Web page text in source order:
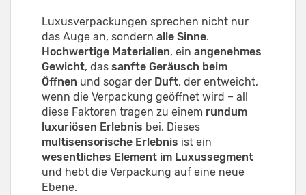
Luxusverpackungen sprechen nicht nur
das Auge an, sondern alle Sinne.
Hochwertige Materialien, ein angenehmes
Gewicht, das sanfte Geräusch beim
Öffnen und sogar der Duft, der entweicht,
wenn die Verpackung geöffnet wird – all
diese Faktoren tragen zu einem rundum
luxuriösen Erlebnis bei. Dieses
multisensorische Erlebnis ist ein
wesentliches Element im Luxussegment
und hebt die Verpackung auf eine neue
Ebene.